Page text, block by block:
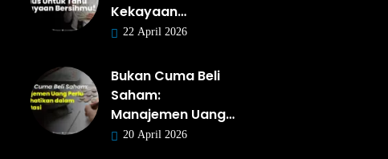
Kekayaan…
22 April 2026
Bukan Cuma Beli
Saham:
Manajemen Uang…
20 April 2026